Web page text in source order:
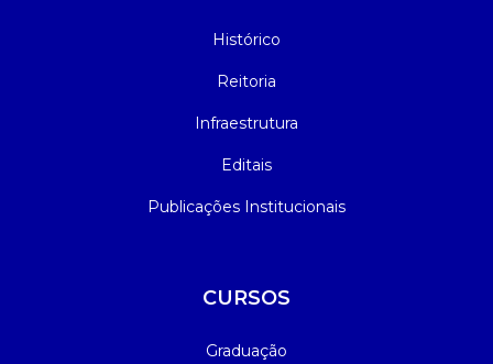
Histórico
Reitoria
Infraestrutura
Editais
Publicações Institucionais
CURSOS
Graduação